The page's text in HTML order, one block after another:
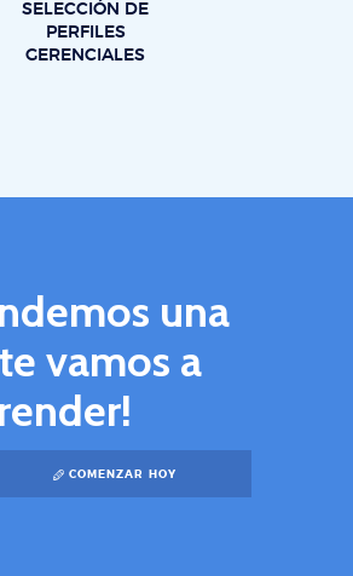
SELECCIÓN DE
PERFILES
GERENCIALES
una
vamos a
COMENZAR HOY